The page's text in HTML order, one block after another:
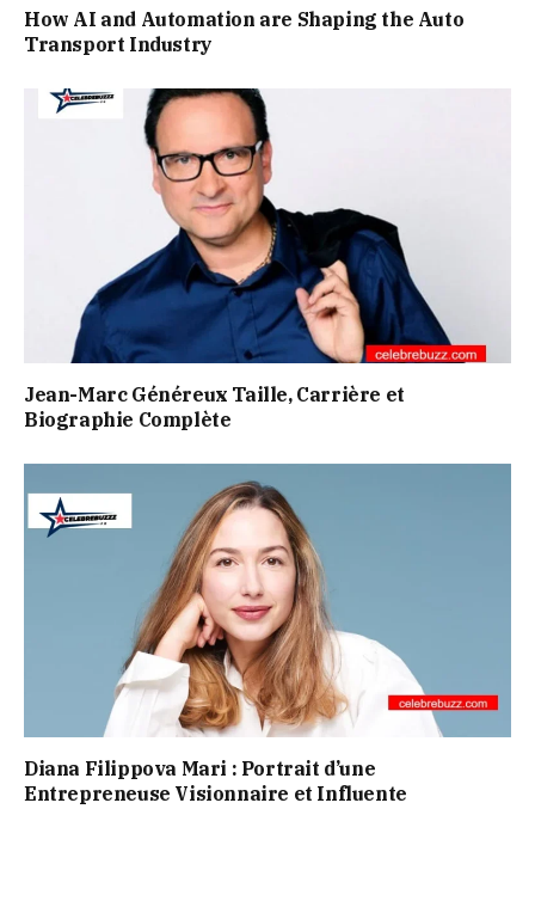
How AI and Automation are Shaping the Auto
Transport Industry
Jean-Marc Généreux Taille, Carrière et
Biographie Complète
Diana Filippova Mari : Portrait d’une
Entrepreneuse Visionnaire et Influente